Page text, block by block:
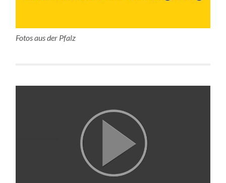
Fotos aus der Pfalz